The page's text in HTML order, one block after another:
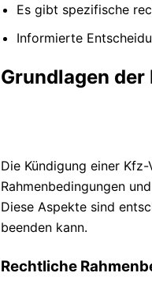
Es gibt spezifische
Informierte
Grundlagen
Die Kündigung einer
Rahmenbedingungen
Diese Aspekte sind
beenden kann.
Rechtliche